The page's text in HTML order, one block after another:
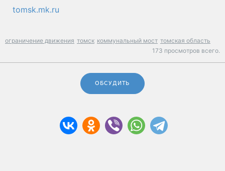
tomsk.mk.ru
ограничение движения томск коммунальный мост томская область
173 просмотров всего.
ОБСУДИТЬ